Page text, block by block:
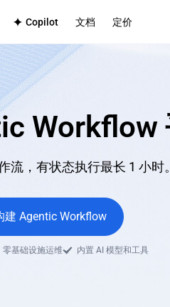
CMS
高效发布内容站点
Copilot 文档 定价
Workflow
流，有状态执行最长 1 小时。
建 Agentic Workflow
零基础设施运维 内置 AI 模型和工具